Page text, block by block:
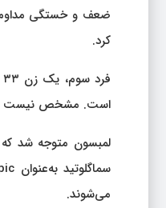
ضعف و خستگی مداوم
کرد.
است. مشخص نیست که
می‌شوند.